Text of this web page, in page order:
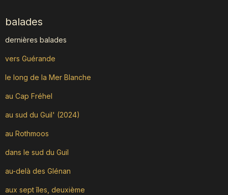
balades
dernières balades
vers Guérande
le long de la Mer Blanche
au Cap Fréhel
au sud du Guil' (2024)
au Rothmoos
dans le sud du Guil
au-delà des Glénan
aux sept îles, deuxième